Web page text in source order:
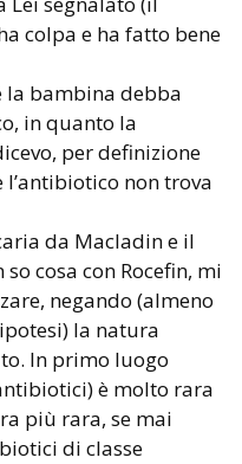
colpa e ha fatto bene
la bambina debba
in quanto la
per definizione
non trova
da Macladin e il
cosa con Rocefin, mi
negando (almeno
la natura
In primo luogo
è molto rara
più rara, se mai
di classe